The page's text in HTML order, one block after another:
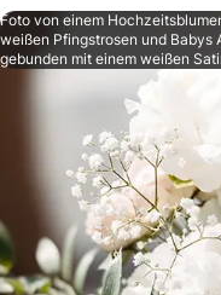
Foto von einem
weißen Pfingstrosen und Babys
gebunden mit einem weißen